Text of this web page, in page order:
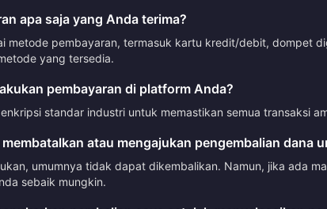
apa saja yang Anda terima?
metode pembayaran, termasuk kartu kredit/debit, dompet
yang tersedia.
pembayaran di platform Anda?
standar industri untuk memastikan semua transaksi
atau mengajukan pengembalian dana
umumnya tidak dapat dikembalikan. Namun, jika ada
sebaik mungkin.